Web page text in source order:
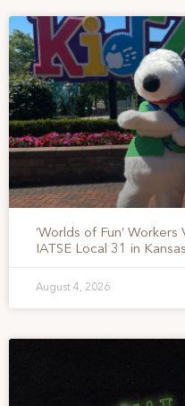
‘Worlds of Fun’
IATSE Local 31 in
August 4, 2026